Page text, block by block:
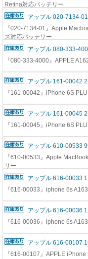
Retina対応バッテリー
アップル 020-7134-
『020-7134-01』Apple
ズ対応バッテリー
アップル 080-333-
『080-333-4000』APPLE
アップル 161-00042
『161-00042』iPhone 6S
アップル 161-00045
『161-00045』iPhone 6S
アップル 610-00533
『610-00533』Apple
リー
アップル 616-00033
『616-00033』iphone 6s
アップル 616-00036
『616-00036』iphone 6s
アップル 616-00107
『616-00107』APPLE